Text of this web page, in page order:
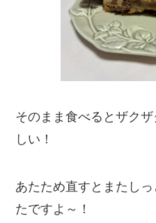
そのまま食べるとザク
しい！
あたため直すとまたし
たですよ～！